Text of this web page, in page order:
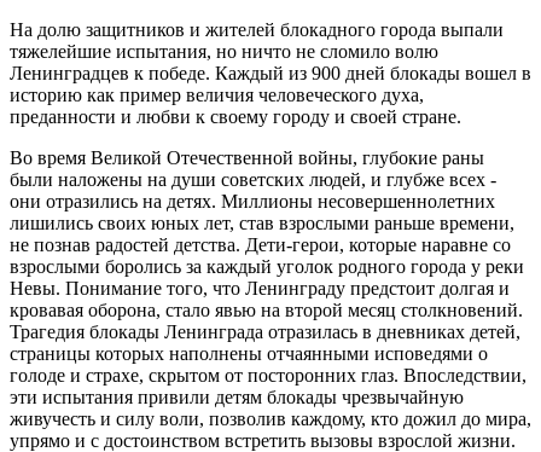
На долю защитников и жителей блокадного города выпали
тяжелейшие испытания, но ничто не сломило волю
Ленинградцев к победе. Каждый из 900 дней блокады вошел в
историю как пример величия человеческого духа,
преданности и любви к своему городу и своей стране.
Во время Великой Отечественной войны, глубокие раны
были наложены на души советских людей, и глубже всех -
они отразились на детях. Миллионы несовершеннолетних
лишились своих юных лет, став взрослыми раньше времени,
не познав радостей детства. Дети-герои, которые наравне со
взрослыми боролись за каждый уголок родного города у реки
Невы. Понимание того, что Ленинграду предстоит долгая и
кровавая оборона, стало явью на второй месяц столкновений.
Трагедия блокады Ленинграда отразилась в дневниках детей,
страницы которых наполнены отчаянными исповедями о
голоде и страхе, скрытом от посторонних глаз. Впоследствии,
эти испытания привили детям блокады чрезвычайную
живучесть и силу воли, позволив каждому, кто дожил до мира,
упрямо и с достоинством встретить вызовы взрослой жизни.